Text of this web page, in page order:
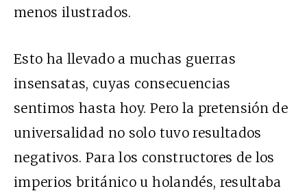
menos ilustrados.
Esto ha llevado a muchas guerras
insensatas, cuyas consecuencias
sentimos hasta hoy. Pero la pretensión de
universalidad no solo tuvo resultados
negativos. Para los constructores de los
imperios británico u holandés, resultaba